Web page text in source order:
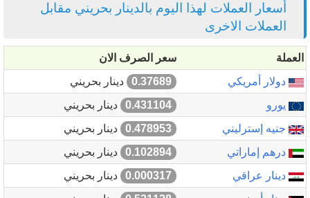
أسعار العملات لهذا اليوم بالدينار بحريني مقابل
العملات الاخرى
العملة
سعر الصرف الان
دولار أمريكي
0.37689
دينار بحريني
يورو
0.431104
دينار بحريني
جنيه إسترليني
0.478953
دينار بحريني
درهم إماراتي
0.102894
دينار بحريني
دينار عراقي
0.000317
دينار بحريني